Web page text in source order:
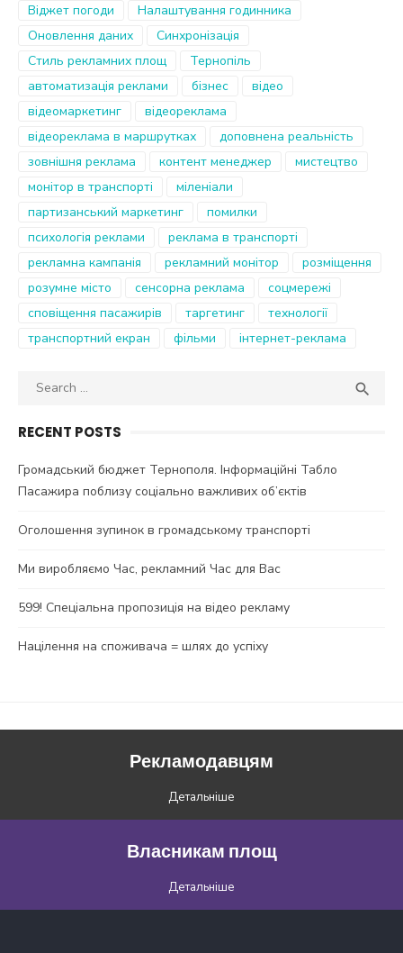
Віджет погоди
Налаштування годинника
Оновлення даних
Синхронізація
Стиль рекламних площ
Тернопіль
автоматизація реклами
бізнес
відео
відеомаркетинг
відеореклама
відеореклама в маршрутках
доповнена реальність
зовнішня реклама
контент менеджер
мистецтво
монітор в транспорті
міленіали
партизанський маркетинг
помилки
психологія реклами
реклама в транспорті
рекламна кампанія
рекламний монітор
розміщення
розумне місто
сенсорна реклама
соцмережі
сповіщення пасажирів
таргетинг
технології
транспортний екран
фільми інтернет-реклама
Search

RECENT POSTS
Громадський бюджет Тернополя. Інформаційні Табло
Пасажира поблизу соціально важливих об’єктів
Оголошення зупинок в громадському транспорті
Ми виробляємо Час, рекламний Час для Вас
599! Спеціальна пропозиція на відео рекламу
Націлення на споживача = шлях до успіху
Рекламодавцям
Детальніше
Власникам площ
Детальніше